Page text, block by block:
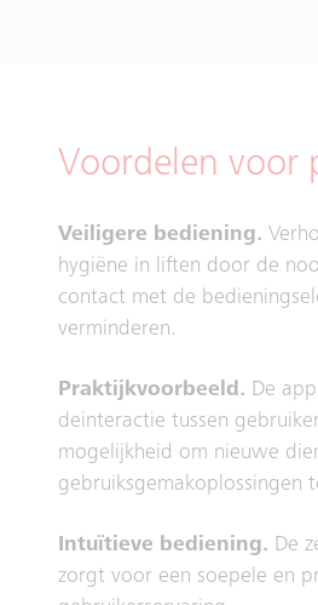
Voordelen voor
Veiligere bediening.
hygiëne in liften door de
contact met de
verminderen.
Praktijkvoorbeeld. De
deinteractie tussen
mogelijkheid om nieuwe
gebruiksgemakoplossingen
Intuïtieve bediening. De
zorgt voor een soepele en